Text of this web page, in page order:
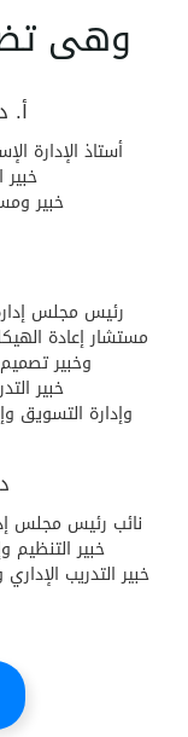
وهى
أ.
أستاذ الإدارة
خبير
رئيس مجلس
مستشار إعادة
وخبير
خبير
وإدارة التسويق
نائب رئيس مجلس
خبير التنظيم
خبير التدريب